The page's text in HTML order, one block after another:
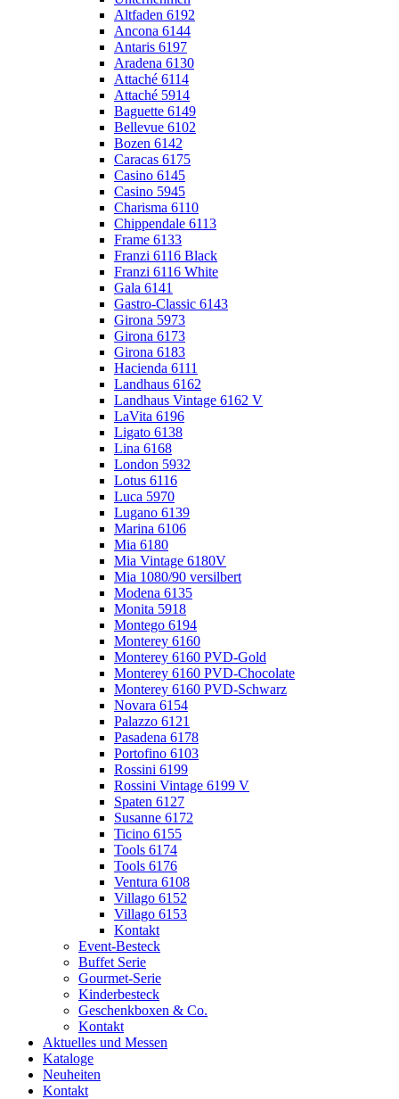
Altfaden 6192
Ancona 6144
Antaris 6197
Aradena 6130
Attaché 6114
Attaché 5914
Baguette 6149
Bellevue 6102
Bozen 6142
Caracas 6175
Casino 6145
Casino 5945
Charisma 6110
Chippendale 6113
Frame 6133
Franzi 6116 Black
Franzi 6116 White
Gala 6141
Gastro-Classic 6143
Girona 5973
Girona 6173
Girona 6183
Hacienda 6111
Landhaus 6162
Landhaus Vintage 6162 V
LaVita 6196
Ligato 6138
Lina 6168
London 5932
Lotus 6116
Luca 5970
Lugano 6139
Marina 6106
Mia 6180
Mia Vintage 6180V
Mia 1080/90 versilbert
Modena 6135
Monita 5918
Montego 6194
Monterey 6160
Monterey 6160 PVD-Gold
Monterey 6160 PVD-Chocolate
Monterey 6160 PVD-Schwarz
Novara 6154
Palazzo 6121
Pasadena 6178
Portofino 6103
Rossini 6199
Rossini Vintage 6199 V
Spaten 6127
Susanne 6172
Ticino 6155
Tools 6174
Tools 6176
Ventura 6108
Villago 6152
Villago 6153
Kontakt
Event-Besteck
Buffet Serie
Gourmet-Serie
Kinderbesteck
Geschenkboxen & Co.
Kontakt
Aktuelles und Messen
Kataloge
Neuheiten
Kontakt